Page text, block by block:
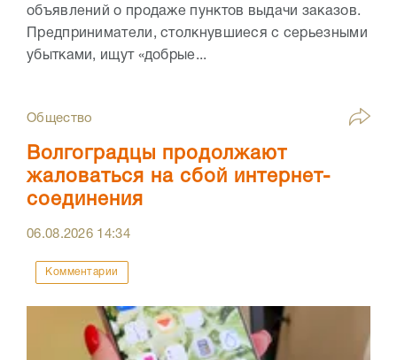
объявлений о продаже пунктов выдачи заказов.
Предприниматели, столкнувшиеся с серьезными
убытками, ищут «добрые...
Общество
Волгоградцы продолжают
жаловаться на сбой интернет-
соединения
06.08.2026 14:34
Комментарии